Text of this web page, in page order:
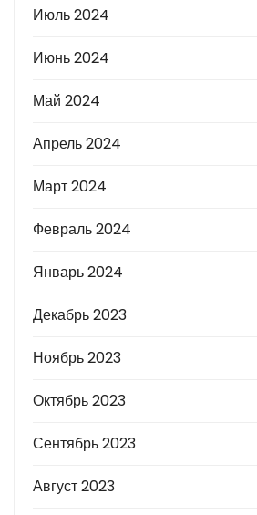
Июль 2024
Июнь 2024
Май 2024
Апрель 2024
Март 2024
Февраль 2024
Январь 2024
Декабрь 2023
Ноябрь 2023
Октябрь 2023
Сентябрь 2023
Август 2023